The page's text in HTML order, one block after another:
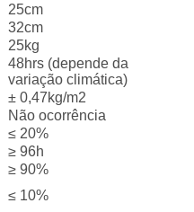
25cm
32cm
25kg
48hrs (depende da
variação climática)
± 0,47kg/m2
Não ocorrência
≤ 20%
≥ 96h
≥ 90%
≤ 10%